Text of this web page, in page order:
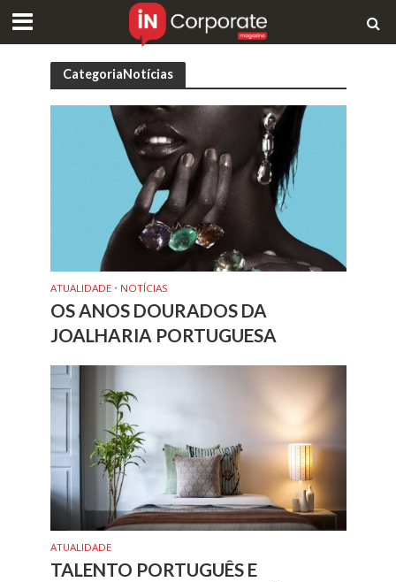
CategoriaNotícias
ATUALIDADE • NOTÍCIAS
OS ANOS DOURADOS DA
JOALHARIA PORTUGUESA
ATUALIDADE
TALENTO PORTUGUÊS E